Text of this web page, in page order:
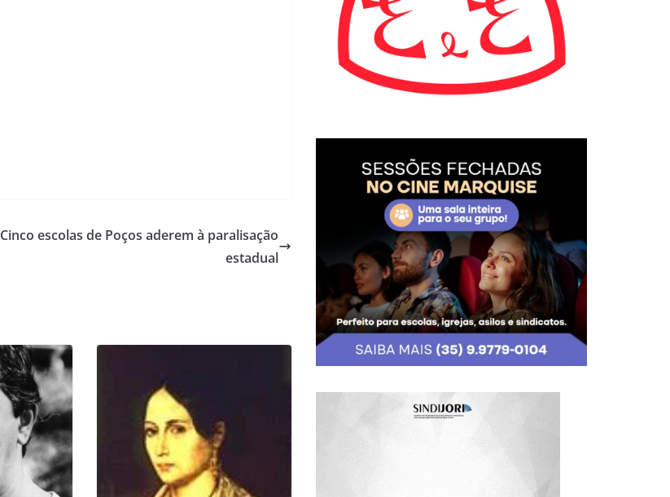
Cinco escolas de Poços aderem à paralisação
estadual